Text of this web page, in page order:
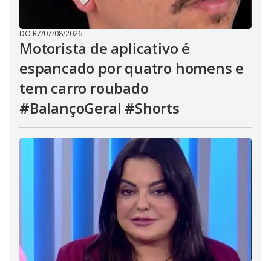
DO R7/07/08/2026
Motorista de aplicativo é
espancado por quatro homens e
tem carro roubado
#BalançoGeral #Shorts